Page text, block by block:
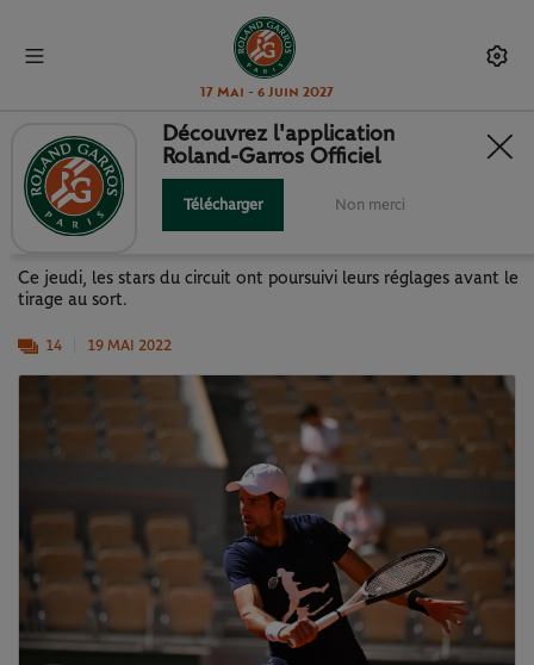
17 Mai - 6 Juin 2027
EN IMAGES : RÉGLAGES AVANT
TIRAGE !
Ce jeudi, les stars du circuit ont poursuivi leurs réglages avant le
tirage au sort.
14 19 MAI 2022
Découvrez l'application
Roland-Garros Officiel
Télécharger Non merci